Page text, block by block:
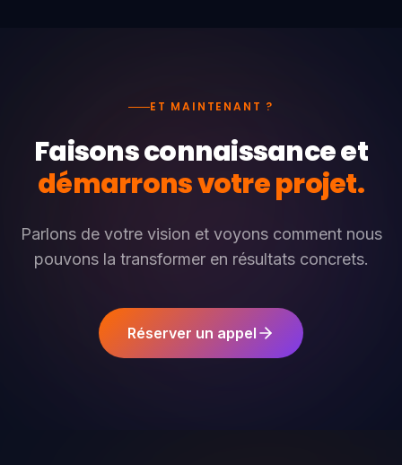
ET MAINTENANT ?
Faisons connaissance et
démarrons votre projet.
Parlons de votre vision et voyons comment nous
pouvons la transformer en résultats concrets.
Réserver un appel